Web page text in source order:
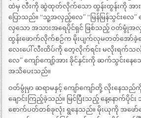
ထဲမှ လီးကို ဆွဲထုတ်လိုက်သော ထွန်းထွန်းကို အား
ပြောသည်။ “သူ့အလှည့်လေ” “မြန်မြန်သွင်းလေ”
လှသော အသားအရေပိုင်ရှင် ဖြစ်သည့် ဝတ်မွုံအလှ
ထွန်းဖောက်လိုက်စဉ်က မိုးပျက်လုမတတ်အော်ခဲ့
လေးပေါ် လီးထိပ်ကို တေ့လိုက်ရင်း မလိုးရက်သလို
လေ” ကျော်ကျော့်အား ခိုင်နှင်းကို ဆက်သွင်းနေ
အသိပေးသည်။
ဝတ်မွုံမှာ ဆရာမနှင့် ကျော်ကျော်တို့ လိုးနေ
ချောင်းကြည့်ခဲ့သည်။ မြင်ပြီးသည့် နေ့နောက်ပို
စောက်ပတ်တစ်ခုလုံး ရွနေသည်။ မိုးယုကို အဖော်